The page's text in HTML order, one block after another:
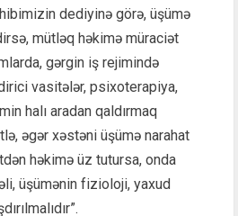
dediyinə görə, üşümə
mütləq həkimə müraciət
gərgin iş rejimində
vasitələr, psixoterapiya,
halı aradan qaldırmaq
əgər xəstəni üşümə narahat
həkimə üz tutursa, onda
üşümənin fizioloji, yaxud